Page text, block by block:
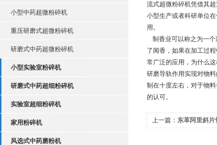
小型中药超微粉碎机
重压研磨式超微粉碎机
研磨式中药超微粉碎机
小型实验室粉碎机
研磨式中药超细粉碎机
实验室超细粉碎机
家用粉碎机
风选式中药磨粉机
流式超微粉碎机凭借其
小型生产或者科研单位
用。
制香业可以称之为一个
了闻香，如果在加工过
常广泛的应用，为什么
研磨导轨作用实现对物
制在十度左右，对于物
的认可。
上一篇： 东革阿里斜片